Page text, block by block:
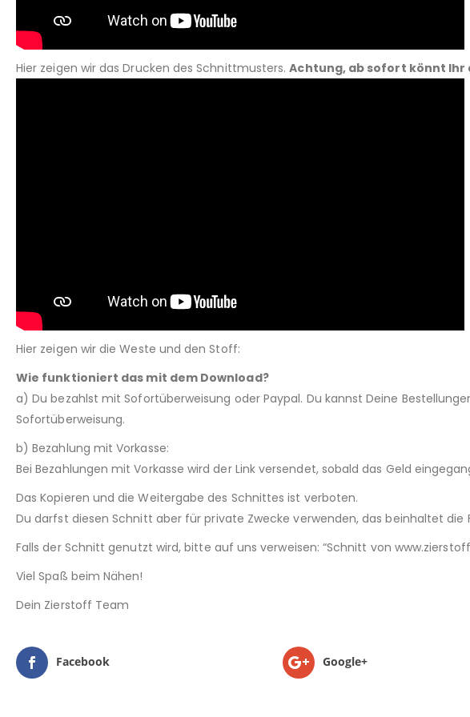
Hier zeigen wir das Drucken des Schnittmusters.Achtung, ab sofort könnt Ihr
Hier zeigen wir die Weste und den Stoff:
Wie funktioniert das mit dem Download?
a) Du bezahlst mit Sofortüberweisung oder Paypal. Du kannst Deine
Sofortüberweisung.
b) Bezahlung mit Vorkasse:
Bei Bezahlungen mit Vorkasse wird der Link versendet, sobald das Geld
Das Kopieren und die Weitergabe des Schnittes ist verboten.
Du darfst diesen Schnitt aber für private Zwecke verwenden, das beinhaltet
Falls der Schnitt genutzt wird, bitte auf uns verweisen: “Schnitt von
Viel Spaß beim Nähen!
Dein Zierstoff Team
Facebook Google+